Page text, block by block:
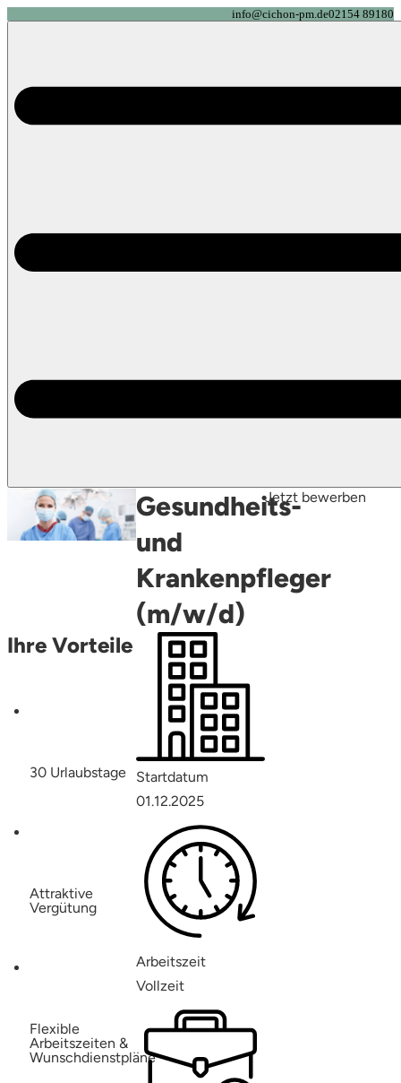
info@cichon-pm.de02154 89180
Gesundheits-
und
Krankenpfleger
(m/w/d)
Jetzt bewerben
Ihre Vorteile
30 Urlaubstage
Attraktive
Vergütung
Flexible
Arbeitszeiten &
Wunschdienstpläne
Startdatum
01.12.2025
Arbeitszeit
Vollzeit